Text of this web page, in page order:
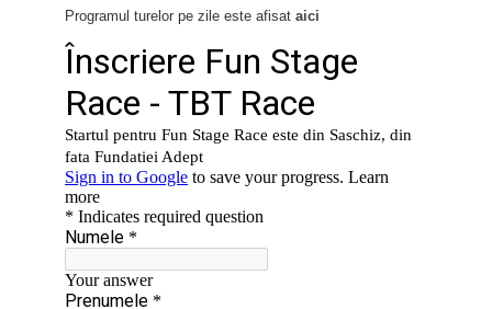
Programul turelor pe zile este afisat aici